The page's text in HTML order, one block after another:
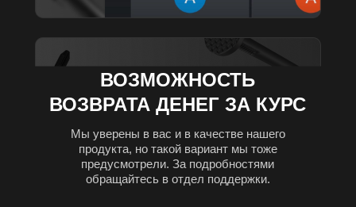
ВОЗМОЖНОСТЬ
ВОЗВРАТА ДЕНЕГ ЗА КУРС
Мы уверены в вас и в качестве нашего
продукта, но такой вариант мы тоже
предусмотрели. За подробностями
обращайтесь в отдел поддержки.